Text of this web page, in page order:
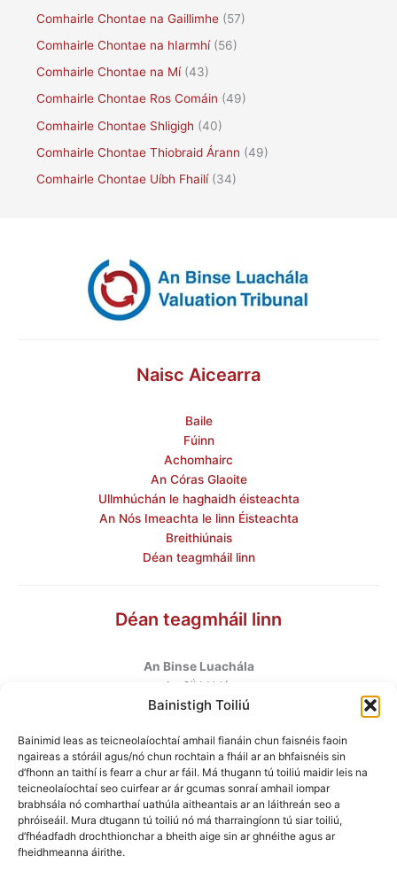
Bainistigh Toiliú
Bainimid leas as teicneolaíochtaí amhail fianáin chun faisnéis faoin
ngaireas a stóráil agus/nó chun rochtain a fháil ar an bhfaisnéis sin
d’fhonn an taithí is fearr a chur ar fáil. Má thugann tú toiliú maidir leis na
teicneolaíochtaí seo cuirfear ar ár gcumas sonraí amhail iompar
brabhsála nó comharthaí uathúla aitheantais ar an láithreán seo a
phróiseáil. Mura dtugann tú toiliú nó má tharraingíonn tú siar toiliú,
d’fhéadfadh drochthionchar a bheith aige sin ar ghnéithe agus ar
fheidhmeanna áirithe.
Comhairle Chontae na Gaillimhe (57)
Comhairle Chontae na hIarmhí(56)
Comhairle Chontae na Mí(43)
Comhairle Chontae Ros Comáin (49)
Comhairle Chontae Shligigh (40)
Comhairle Chontae Thiobraid Árann (49)
Comhairle Chontae Uíbh Fhailí(34)
Naisc Aicearra
Baile
Fúinn
Achomhairc
An Córas Glaoite
Ullmhúchán le haghaidh éisteachta
An Nós Imeachta le linn Éisteachta
Breithiúnais
Déan teagmháil linn
Déan teagmháil linn
An Binse Luachála
An 6úhUrlár
Halla Mhargadh na Feirme
Baile Átha Cliath 7
D07 AEF4
Teileafón: +353 1 6760130
Ríomhphost:info@valuationtribunal.ie